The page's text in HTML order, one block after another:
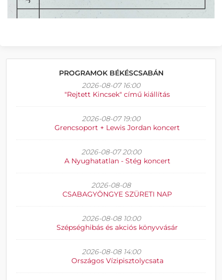
PROGRAMOK BÉKÉSCSABÁN
2026-08-07 16:00
"Rejtett Kincsek" című kiállítás
2026-08-07 19:00
Grencsoport + Lewis Jordan koncert
2026-08-07 20:00
A Nyughatatlan - Stég koncert
2026-08-08
CSABAGYÖNGYE SZÜRETI NAP
2026-08-08 10:00
Szépséghibás és akciós könyvvásár
2026-08-08 14:00
Országos Vízipisztolycsata